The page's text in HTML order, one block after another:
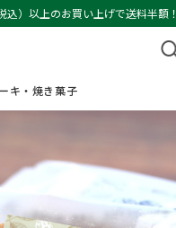
込）以上のお買い上げで送料半額！
キ・焼き菓子